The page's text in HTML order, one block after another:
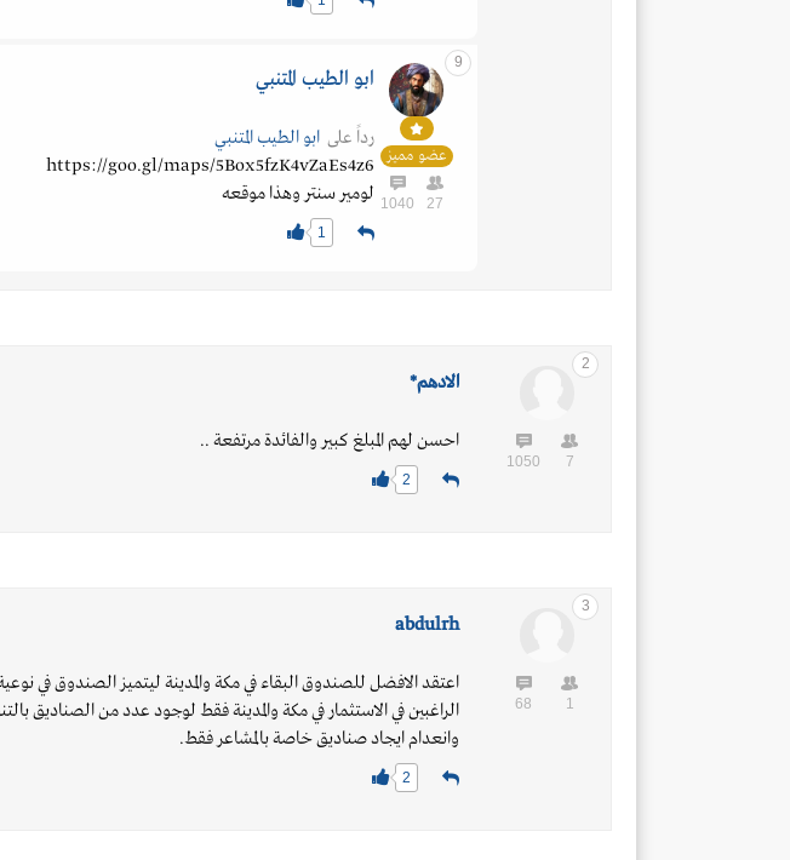
9
عضو مميز
27
1040
ابو الطيب المتنبي
رداً علىابو الطيب المتنبي
https://goo.gl/maps/5Box5fzK4vZaEs4z6
لومير سنتر وهذا موقعه
1
2
7
1050
الادهم*
احسن لهم المبلغ كبير والفائدة مرتفعة ..
2
3
1
68
abdulrh
اعتقد الافضل للصندوق البقاء في مكة والمدينة ليتميز الصندوق في
الراغبين في الاستثمار في مكة والمدينة فقط لوجود عدد من الصناديق
وانعدام ايجاد صناديق خاصة بالمشاعر فقط.
2